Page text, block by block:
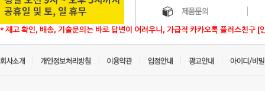
* 재고 확인, 배송, 기술문의는 바로 답변이 어려우니, 가급적 카카오톡 플러스친구 [